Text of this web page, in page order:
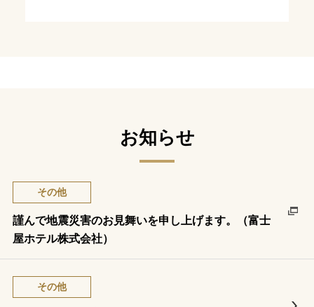
お知らせ
その他
謹んで地震災害のお見舞いを申し上げます。（富士
屋ホテル株式会社）
その他